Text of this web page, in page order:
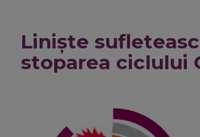
Liniște
stoparea ciclului